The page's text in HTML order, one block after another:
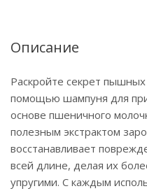
Описание
Раскройте секрет
помощью шампуня для
основе пшеничного
полезным экстрактом
восстанавливает
всей длине, делая их
упругими. С каждым